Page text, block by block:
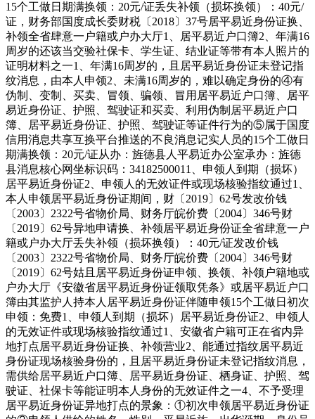
15个工做日期满换领：20元/证丢失补领（损坏换领）：40元/
证，财务部国度成长委财税〔2018〕37号居平易近身份证换、
补领全省肆意一户籍或户办大厅1、居平易近户口簿2、年满16
周岁的还该当交验社保卡、学生证、结业证等带有本人照片的
证明材料之一1、年满16周岁的，且居平易近身份证未登记指
纹消息，由本人申领2、未满16周岁的，难以确定身份的④有
伪制、变制、买卖、冒领、骗领、冒用居平易近户口簿、居平
易近身份证、护照、驾驶证和买卖、利用伪制居平易近户口
簿、居平易近身份证、护照、驾驶证等证件行为的⑤属于国度
信用消息共享互换平台推送的不良消息记实人员的15个工做日
期满换领：20元/证从办：旌德县人平易近办公室承办：旌德
县消息核心网坐标识码：34182500011、申领人到期（损坏）
居平易近身份证2、申领人的无效证件或现场核验指纹通过1、
本人申领居平易近身份证期间，财〔2019〕62号发改价钱
〔2003〕2322号省物价局、财务厅皖价费〔2004〕346号财
〔2019〕62号异地申请换、补领居平易近身份证全省肆意一户
籍或户办大厅丢失补领（损坏换领）：40元/证发改价钱
〔2003〕2322号省物价局、财务厅皖价费〔2004〕346号财
〔2019〕62号姑且居平易近身份证申领、换领、补领户籍地或
户办大厅《安徽省居平易近身份证领取凭条》或居平易近户口
簿由其监护人持本人居平易近身份证伴随申领15个工做日初次
申领：免费1、申领人到期（损坏）居平易近身份证2、申领人
的无效证件或现场核验指纹通过1、安徽省户籍可正在省内异
地打点居平易近身份证换、补领营业2、能通过指纹居平易近
身份证现场核验身份的，且居平易近身份证未登记指纹消息，
需供给居平易近户口簿、居平易近身份证、栖身证、护照、驾
驶证、社保卡等能证明本人身份的无效证件之一4、不予受理
居平易近身份证异地打点的景象：①初次申领居平易近身份证